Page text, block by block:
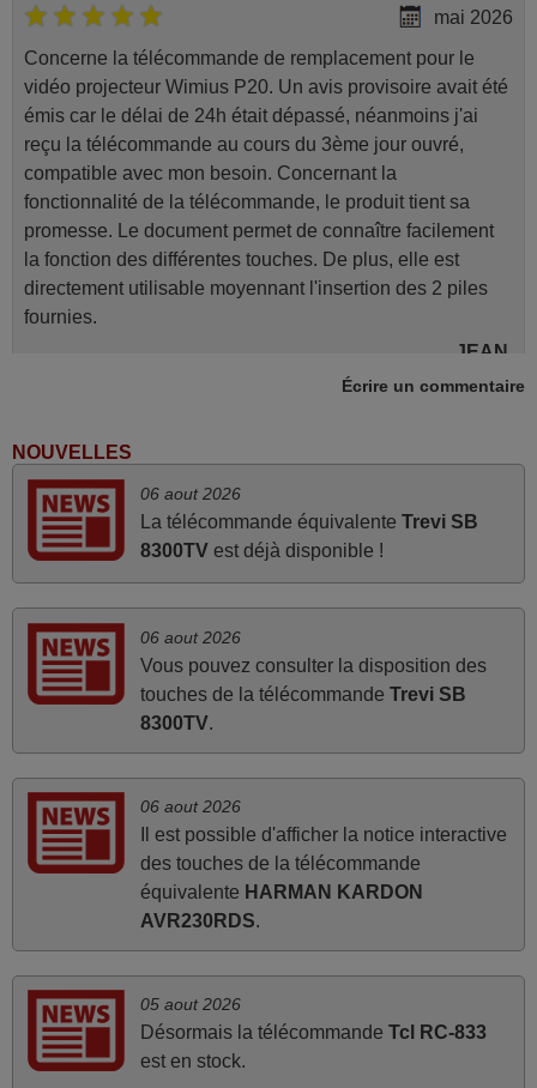
mai 2026
Concerne la télécommande de remplacement pour le
vidéo projecteur Wimius P20. Un avis provisoire avait été
émis car le délai de 24h était dépassé, néanmoins j'ai
reçu la télécommande au cours du 3ème jour ouvré,
compatible avec mon besoin. Concernant la
fonctionnalité de la télécommande, le produit tient sa
promesse. Le document permet de connaître facilement
la fonction des différentes touches. De plus, elle est
directement utilisable moyennant l'insertion des 2 piles
fournies.
JEAN,
FRANCE
La telecommande fonctionne tres bien, et service rapide
super.
FRANCE
mars 2026
Super Service
mars 2026
Je suis très content de cet achat. Cette télécommande est
d'une efficacité étonnante. Alors que la télécommande
changer), et que certains boutons sur le Combiné Radio-
K7-DVD étaient inopérants. Voilà de quoi donner une
seconde vie à mes deux Panasonic haut de gamme des
années 90
Écrire un commentaire
NOUVELLES
06 aout 2026
La télécommande équivalente Trevi SB
8300TVest déjà disponible !
06 aout 2026
Vous pouvez consulter la disposition des
touches de la télécommande Trevi SB
8300TV.
06 aout 2026
Il est possible d'afficher la notice interactive
des touches de la télécommande
équivalente HARMAN KARDON
AVR230RDS.
05 aout 2026
Désormais la télécommande Tcl RC-833
est en stock.